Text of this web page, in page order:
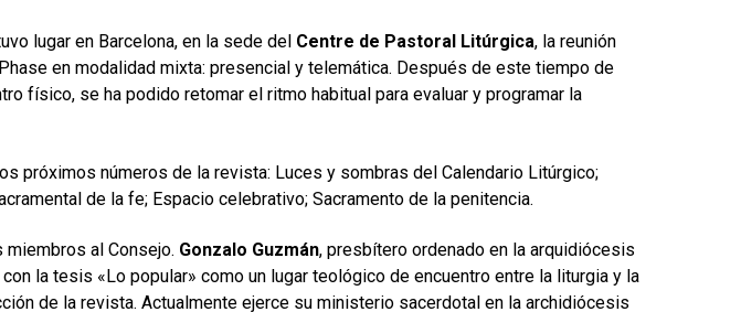
lugar en Barcelona, en la sede del Centre de Pastoral Litúrgica, la reunión
en modalidad mixta: presencial y telemática. Después de este tiempo de
físico, se ha podido retomar el ritmo habitual para evaluar y programar la
próximos números de la revista: Luces y sombras del Calendario Litúrgico;
de la fe; Espacio celebrativo; Sacramento de la penitencia.
al Consejo. Gonzalo Guzmán, presbítero ordenado en la arquidiócesis
la tesis «Lo popular» como un lugar teológico de encuentro entre la liturgia y la
de la revista. Actualmente ejerce su ministerio sacerdotal en la archidiócesis